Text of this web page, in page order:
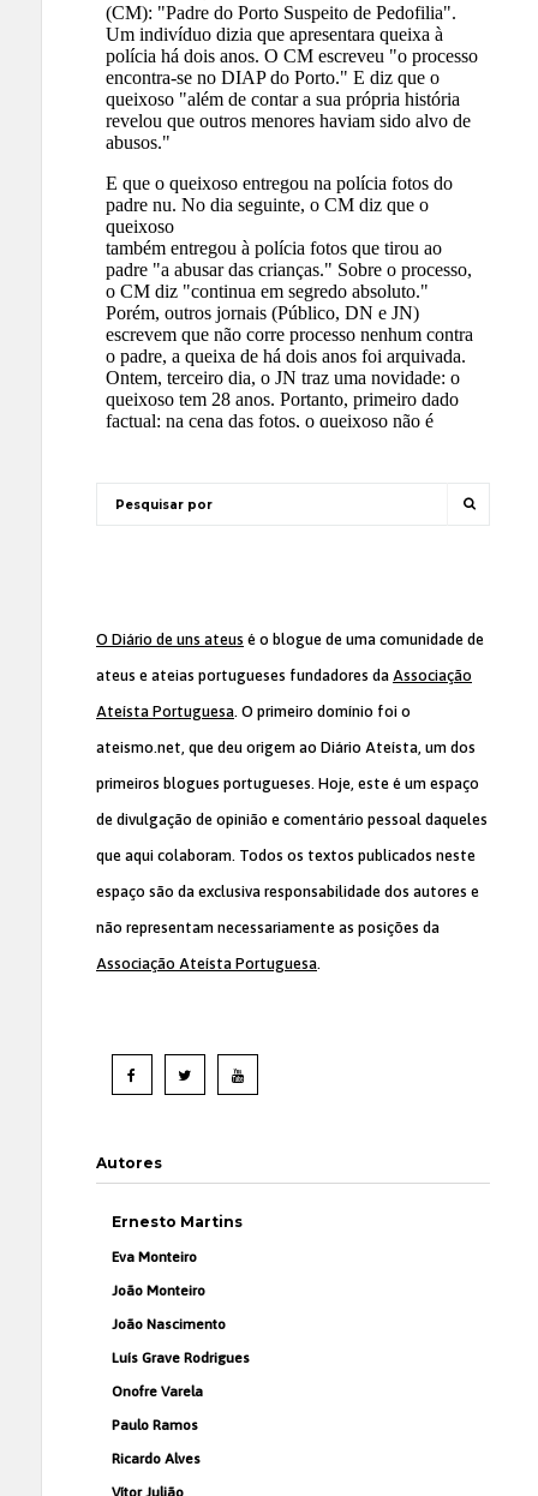
O Diário de uns ateus é o blogue de uma comunidade de
ateus e ateias portugueses fundadores da Associação
Ateísta Portuguesa. O primeiro domínio foi o
ateismo.net, que deu origem ao Diário Ateísta, um dos
primeiros blogues portugueses. Hoje, este é um espaço
de divulgação de opinião e comentário pessoal daqueles
que aqui colaboram. Todos os textos publicados neste
espaço são da exclusiva responsabilidade dos autores e
não representam necessariamente as posições da
Associação Ateísta Portuguesa.
Autores
Ernesto Martins
Eva Monteiro
João Monteiro
João Nascimento
Luís Grave Rodrigues
Onofre Varela
Paulo Ramos
Ricardo Alves
Vítor Julião